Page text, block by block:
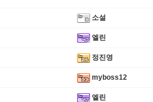
소설
엘린
정진영
myboss12
엘린